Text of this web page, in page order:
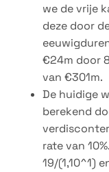
we de vrije
deze door
€24m door
van €301m.
De huidige
berekend
rate van
19/(1,10^1)